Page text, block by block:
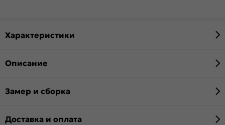
Характеристики
Описание
Замер и сборка
Доставка и оплата